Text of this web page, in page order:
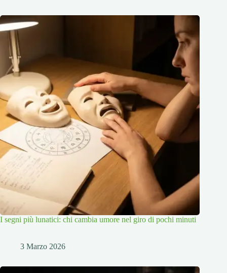
I segni più lunatici: chi cambia umore nel giro di pochi minuti
3 Marzo 2026